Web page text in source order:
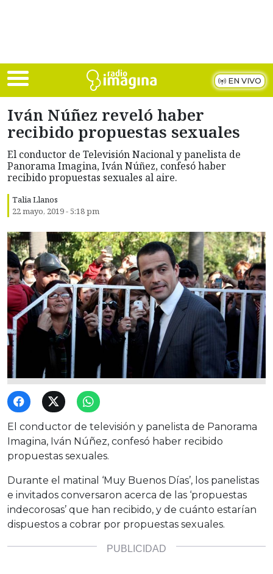
EN VIVO
Iván Núñez reveló haber
recibido propuestas sexuales
El conductor de Televisión Nacional y panelista de
Panorama Imagina, Iván Núñez, confesó haber
recibido propuestas sexuales al aire.
Talia Llanos
22 mayo, 2019 - 5:18 pm
El conductor de televisión y panelista de Panorama
Imagina, Iván Núñez, confesó haber recibido
propuestas sexuales.
Durante el matinal ‘Muy Buenos Días’, los panelistas
e invitados conversaron acerca de las ‘propuestas
indecorosas’ que han recibido, y de cuánto estarían
dispuestos a cobrar por propuestas sexuales.